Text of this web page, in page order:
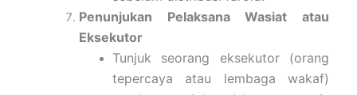
Penunjukan Pelaksana Wasiat atau
Eksekutor
Tunjuk seorang eksekutor (orang
tepercaya atau lembaga wakaf)